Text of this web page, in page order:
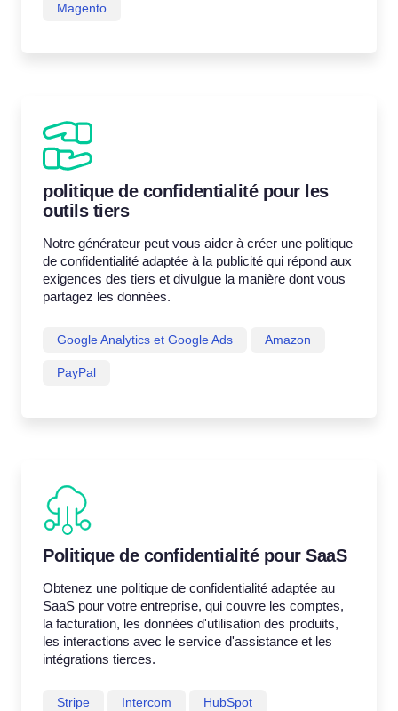
Magento
politique de confidentialité pour les
outils tiers
Notre générateur peut vous aider à créer une politique
de confidentialité adaptée à la publicité qui répond aux
exigences des tiers et divulgue la manière dont vous
partagez les données.
Google Analytics et Google Ads Amazon
PayPal
Politique de confidentialité pour SaaS
Obtenez une politique de confidentialité adaptée au
SaaS pour votre entreprise, qui couvre les comptes,
la facturation, les données d'utilisation des produits,
les interactions avec le service d'assistance et les
intégrations tierces.
Stripe Intercom HubSpot